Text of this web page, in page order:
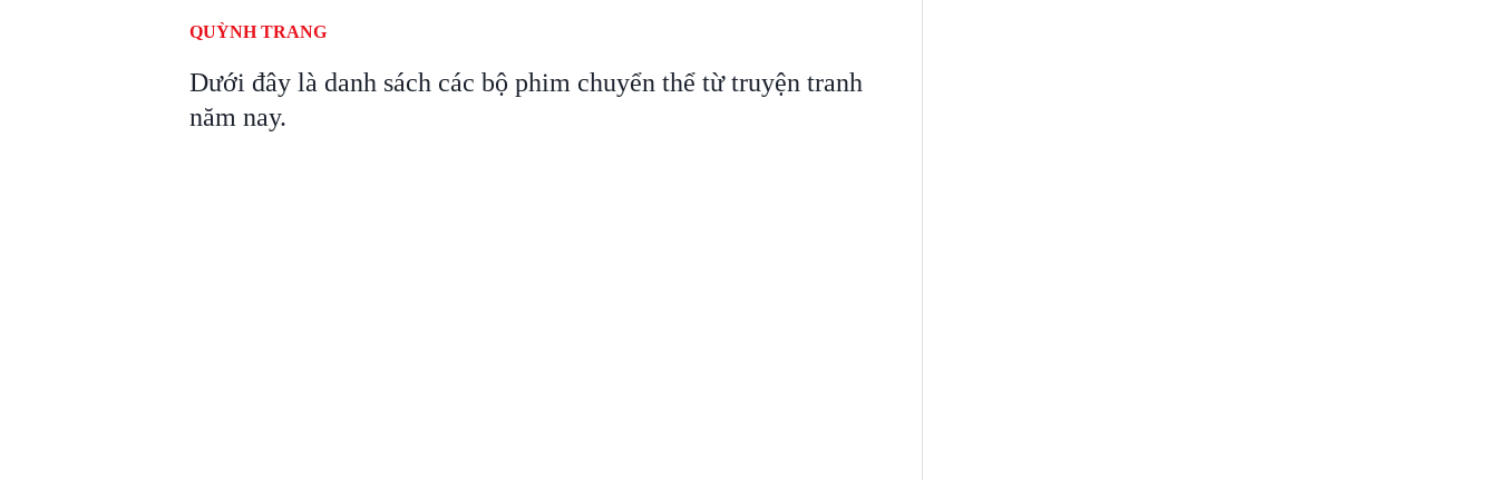
QUỲNH TRANG
Dưới đây là danh sách các bộ phim chuyển thể từ truyện tranh
năm nay.